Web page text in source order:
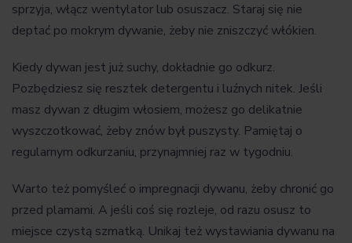
sprzyja, włącz wentylator lub osuszacz. Staraj się nie
deptać po mokrym dywanie, żeby nie zniszczyć włókien.
Kiedy dywan jest już suchy, dokładnie go odkurz.
Pozbędziesz się resztek detergentu i luźnych nitek. Jeśli
masz dywan z długim włosiem, możesz go delikatnie
wyszczotkować, żeby znów był puszysty. Pamiętaj o
regularnym odkurzaniu, przynajmniej raz w tygodniu.
Warto też pomyśleć o impregnacji dywanu, żeby chronić go
przed plamami. A jeśli coś się rozleje, od razu osusz to
miejsce czystą szmatką. Unikaj też wystawiania dywanu na